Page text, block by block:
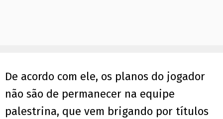
De acordo com ele, os planos do jogador
não são de permanecer na equipe
palestrina, que vem brigando por títulos